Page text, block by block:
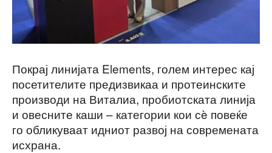
Покрај линијата Elements, голем интерес кај
посетителите предизвикаа и протеинските
производи на Виталиа, пробиотската линија
и овесните каши – категории кои сè повеќе
го обликуваат идниот развој на современата
исхрана.